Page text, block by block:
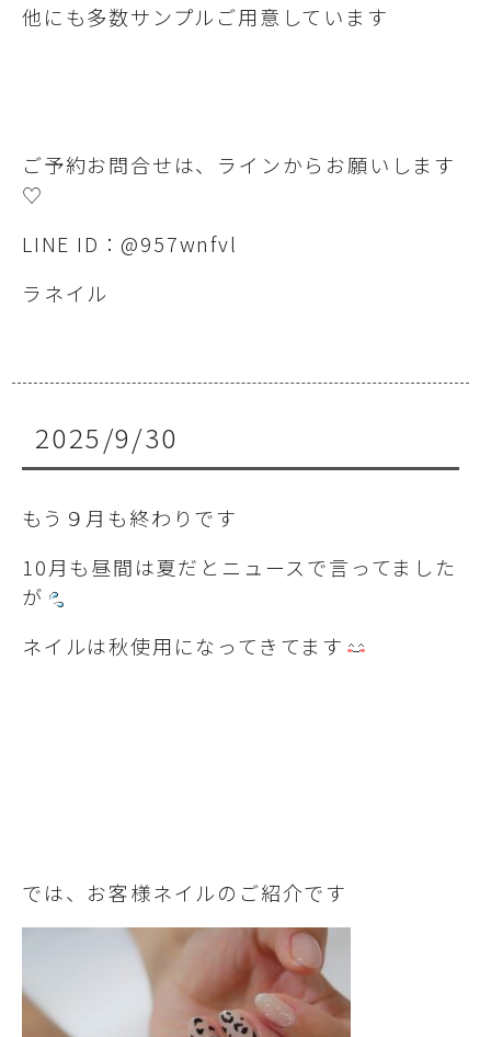
他にも多数サンプルご用意しています
ご予約お問合せは、ラインからお願いします
♡
LINE ID：@957wnfvl
ラネイル
2025/9/30
もう９月も終わりです
10月も昼間は夏だとニュースで言ってました
が
ネイルは秋使用になってきてます
では、お客様ネイルのご紹介です